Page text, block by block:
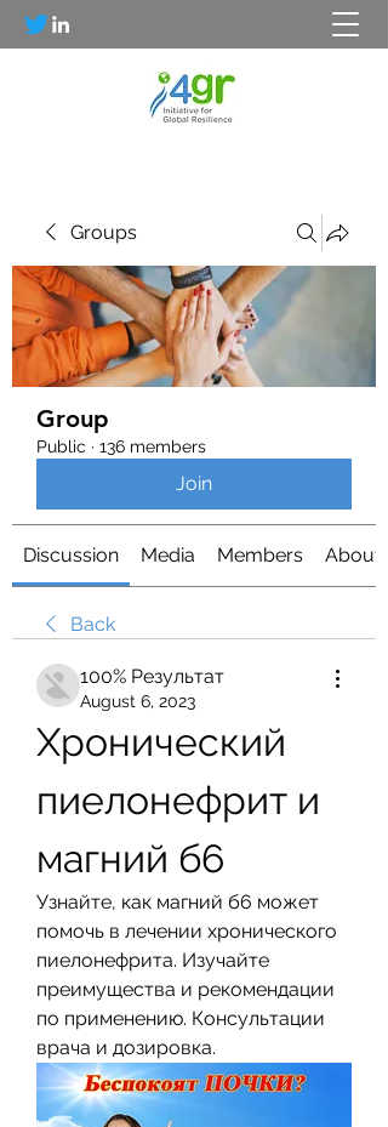
Groups
Group
Public · 136 members
Join
Discussion Media Members About
Back
100% Результат
August 6, 2023
Хронический
пиелонефрит и
магний б6
Узнайте, как магний б6 может
помочь в лечении хронического
пиелонефрита. Изучайте
преимущества и рекомендации
по применению. Консультации
врача и дозировка.